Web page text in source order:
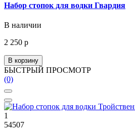
Набор стопок для водки Гвардия
В наличии
2 250 р
В корзину
БЫСТРЫЙ ПРОСМОТР
(0)
1
54507